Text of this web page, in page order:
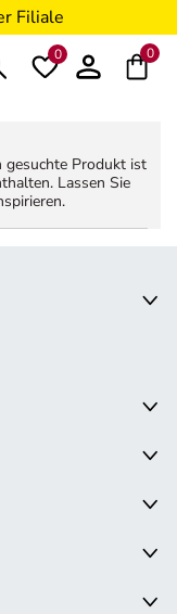
Filiale
0 0
gesuchte Produkt ist
Lassen Sie